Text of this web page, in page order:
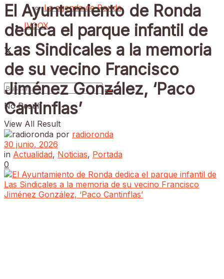
La agenda de Ronda
IVOOX
No Result
View All Result
El Ayuntamiento de Ronda
dedica el parque infantil de
Las Sindicales a la memoria
de su vecino Francisco
Jiménez González, ‘Paco
Cantinflas’
por radioronda
30 junio, 2026
in Actualidad, Noticias, Portada
0